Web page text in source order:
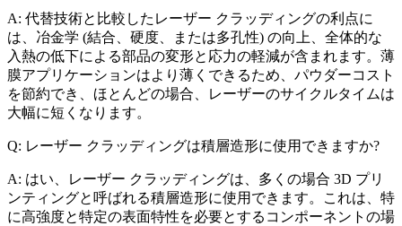
A: 代替技術と比較したレーザー クラッディングの利点に
は、冶金学 (結合、硬度、または多孔性) の向上、全体的な
入熱の低下による部品の変形と応力の軽減が含まれます。薄
膜アプリケーションはより薄くできるため、パウダーコスト
を節約でき、ほとんどの場合、レーザーのサイクルタイムは
大幅に短くなります。
Q: レーザー クラッディングは積層造形に使用できますか?
A: はい、レーザー クラッディングは、多くの場合 3D プリ
ンティングと呼ばれる積層造形に使用できます。これは、特
に高強度と特定の表面特性を必要とするコンポーネントの場